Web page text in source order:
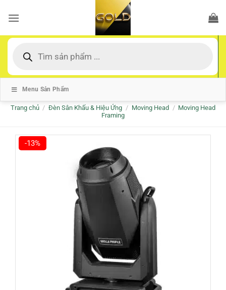
qua
dung
kiếm
Menu Sản Phẩm
Trang chủ / Đèn Sân Khấu & Hiệu Ứng / Moving Head / Moving Head
Framing
-13%